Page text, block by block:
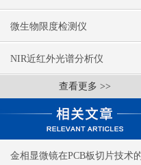
微生物限度检测仪
NIR近红外光谱分析仪
查看更多 >>
金相显微镜在PCB板切片技术